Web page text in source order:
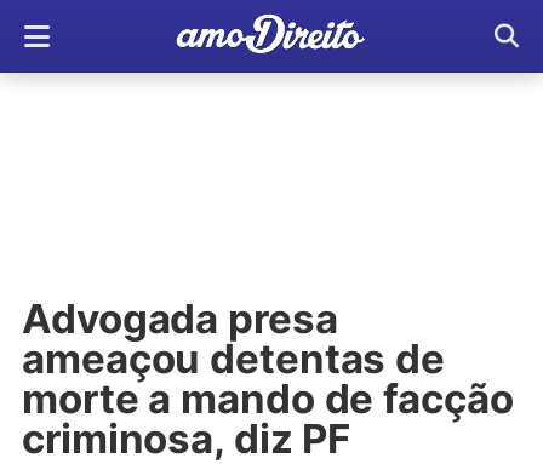
Advogada presa
ameaçou detentas de
morte a mando de facção
criminosa, diz PF